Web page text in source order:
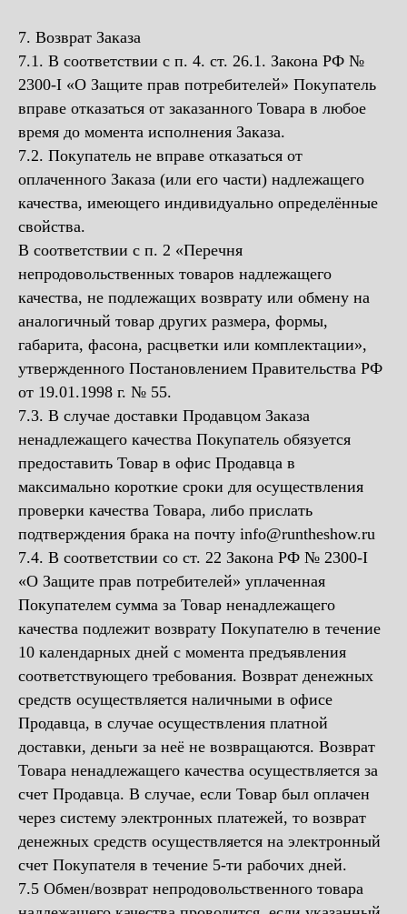
7. Возврат Заказа
7.1. В соответствии с п. 4. ст. 26.1. Закона РФ №
2300-I «О Защите прав потребителей» Покупатель
вправе отказаться от заказанного Товара в любое
время до момента исполнения Заказа.
7.2. Покупатель не вправе отказаться от
оплаченного Заказа (или его части) надлежащего
качества, имеющего индивидуально определённые
свойства.
В соответствии с п. 2 «Перечня
непродовольственных товаров надлежащего
качества, не подлежащих возврату или обмену на
аналогичный товар других размера, формы,
габарита, фасона, расцветки или комплектации»,
утвержденного Постановлением Правительства РФ
от 19.01.1998 г. № 55.
7.3. В случае доставки Продавцом Заказа
ненадлежащего качества Покупатель обязуется
предоставить Товар в офис Продавца в
максимально короткие сроки для осуществления
проверки качества Товара, либо прислать
подтверждения брака на почту info@runtheshow.ru
7.4. В соответствии со ст. 22 Закона РФ № 2300-I
«О Защите прав потребителей» уплаченная
Покупателем сумма за Товар ненадлежащего
качества подлежит возврату Покупателю в течение
10 календарных дней с момента предъявления
соответствующего требования. Возврат денежных
средств осуществляется наличными в офисе
Продавца, в случае осуществления платной
доставки, деньги за неё не возвращаются. Возврат
Товара ненадлежащего качества осуществляется за
счет Продавца. В случае, если Товар был оплачен
через систему электронных платежей, то возврат
денежных средств осуществляется на электронный
счет Покупателя в течение 5-ти рабочих дней.
7.5 Обмен/возврат непродовольственного товара